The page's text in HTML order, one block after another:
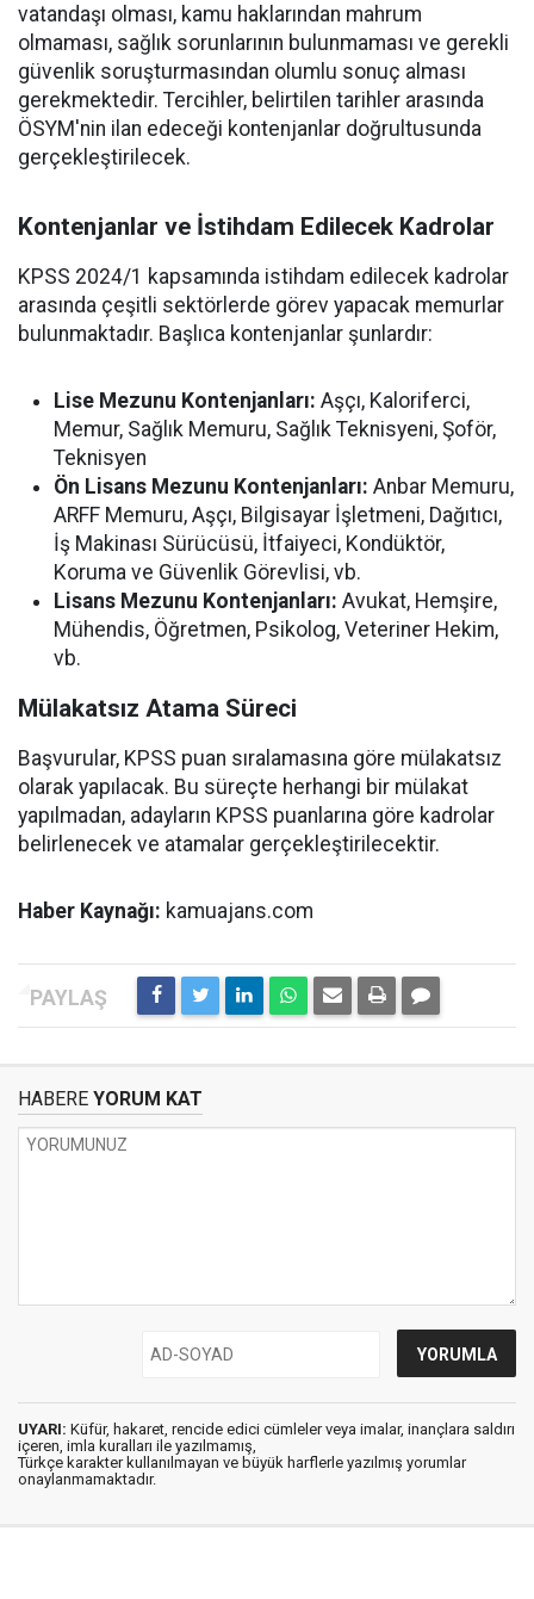
vatandaşı olması, kamu haklarından mahrum
olmaması, sağlık sorunlarının bulunmaması ve gerekli
güvenlik soruşturmasından olumlu sonuç alması
gerekmektedir. Tercihler, belirtilen tarihler arasında
ÖSYM'nin ilan edeceği kontenjanlar doğrultusunda
gerçekleştirilecek.
Kontenjanlar ve İstihdam Edilecek Kadrolar
KPSS 2024/1 kapsamında istihdam edilecek kadrolar
arasında çeşitli sektörlerde görev yapacak memurlar
bulunmaktadır. Başlıca kontenjanlar şunlardır:
Lise Mezunu Kontenjanları: Aşçı, Kaloriferci,
Memur, Sağlık Memuru, Sağlık Teknisyeni, Şoför,
Teknisyen
Ön Lisans Mezunu Kontenjanları: Anbar Memuru,
ARFF Memuru, Aşçı, Bilgisayar İşletmeni, Dağıtıcı,
İş Makinası Sürücüsü, İtfaiyeci, Kondüktör,
Koruma ve Güvenlik Görevlisi, vb.
Lisans Mezunu Kontenjanları: Avukat, Hemşire,
Mühendis, Öğretmen, Psikolog, Veteriner Hekim,
vb.
Mülakatsız Atama Süreci
Başvurular, KPSS puan sıralamasına göre mülakatsız
olarak yapılacak. Bu süreçte herhangi bir mülakat
yapılmadan, adayların KPSS puanlarına göre kadrolar
belirlenecek ve atamalar gerçekleştirilecektir.
Haber Kaynağı: kamuajans.com
HABERE YORUM KAT
UYARI: Küfür, hakaret, rencide edici cümleler veya imalar, inançlara saldırı
içeren, imla kuralları ile yazılmamış,
Türkçe karakter kullanılmayan ve büyük harflerle yazılmış yorumlar
onaylanmamaktadır.